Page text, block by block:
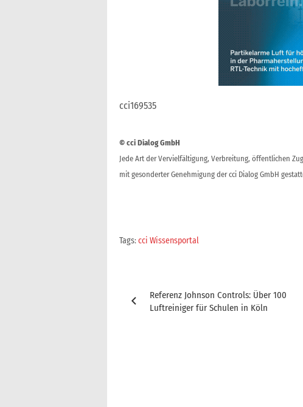
cci169535
© cci Dialog GmbH
Jede Art der Vervielfältigung, Verbreitung, öffentlichen
mit gesonderter Genehmigung der cci Dialog GmbH
Tags:cci Wissensportal
Referenz Johnson Controls: Über 100
Luftreiniger für Schulen in Köln